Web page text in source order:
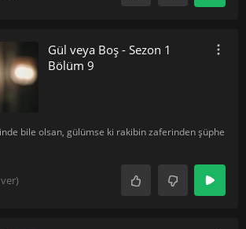
Gül veya Boş - Sezon 1
Bölüm 9
bile olsan, gülümse ki rakibin zaferinden şüphe